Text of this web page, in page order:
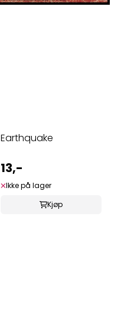
Earthquake
13,-
Ikke på lager
Kjøp